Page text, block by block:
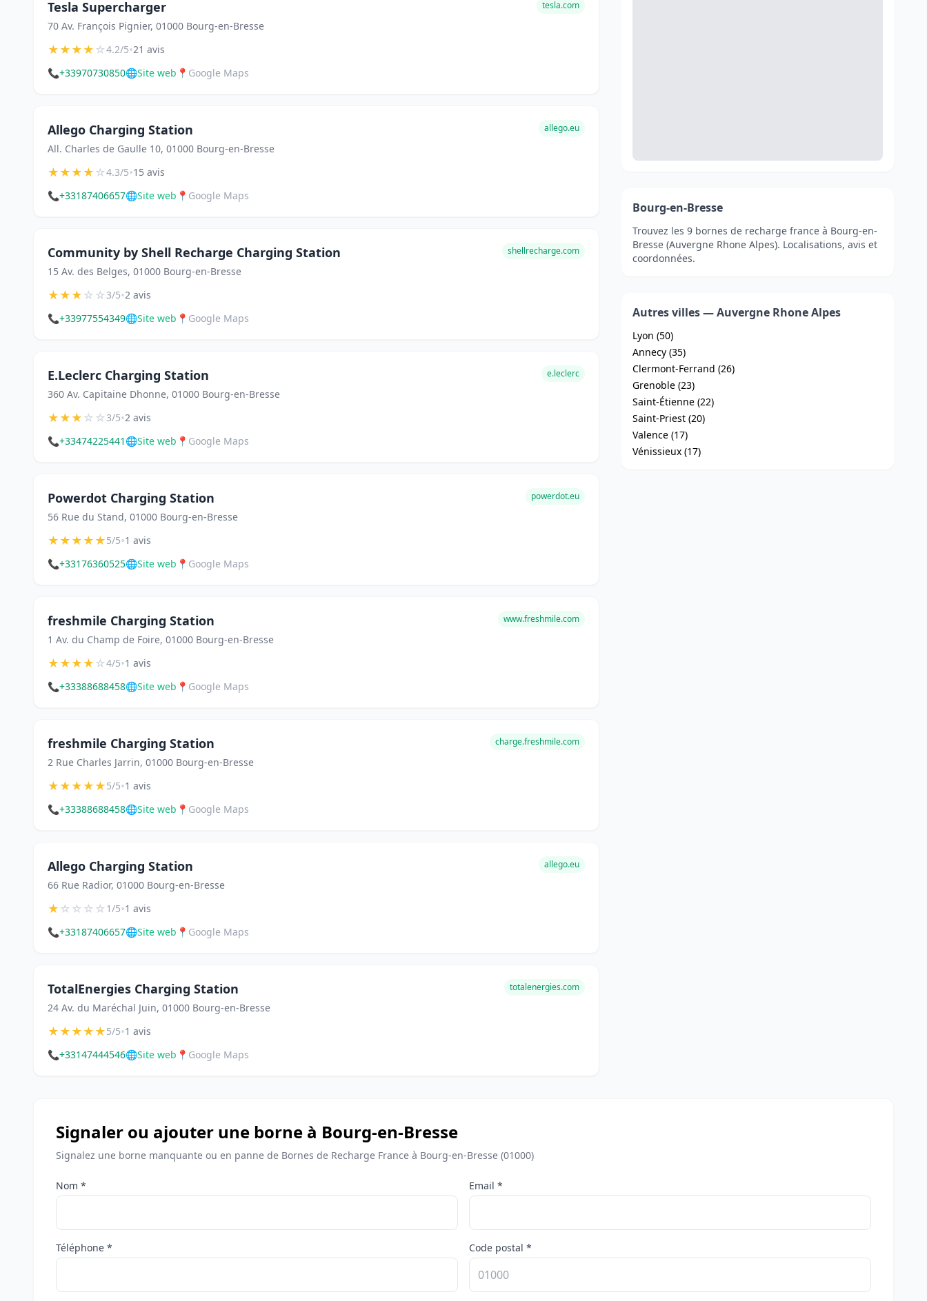
Tesla Supercharger
70 Av. François Pignier, 01000 Bourg-en-Bresse
tesla.com
★★★★☆4.2/5•21 avis
📞+33970730850🌐Site web 📍 Google Maps
Allego Charging Station
All. Charles de Gaulle 10, 01000 Bourg-en-Bresse
allego.eu
★★★★☆4.3/5•15 avis
📞+33187406657🌐Site web 📍 Google Maps
Community by Shell Recharge Charging Station
15 Av. des Belges, 01000 Bourg-en-Bresse
shellrecharge.com
★★★☆☆3/5•2 avis
📞+33977554349🌐Site web 📍 Google Maps
E.Leclerc Charging Station
360 Av. Capitaine Dhonne, 01000 Bourg-en-Bresse
e.leclerc
★★★☆☆3/5•2 avis
📞+33474225441 🌐Site web 📍 Google Maps
Powerdot Charging Station
56 Rue du Stand, 01000 Bourg-en-Bresse
powerdot.eu
★★★★★5/5•1 avis
📞+33176360525🌐Site web 📍 Google Maps
freshmile Charging Station
1 Av. du Champ de Foire, 01000 Bourg-en-Bresse
www.freshmile.com
★★★★☆4/5•1 avis
📞+33388688458🌐Site web 📍 Google Maps
freshmile Charging Station
2 Rue Charles Jarrin, 01000 Bourg-en-Bresse
charge.freshmile.com
★★★★★5/5•1 avis
📞+33388688458🌐Site web 📍 Google Maps
Allego Charging Station
66 Rue Radior, 01000 Bourg-en-Bresse
allego.eu
★☆☆☆☆1/5•1 avis
📞+33187406657🌐Site web 📍 Google Maps
TotalEnergies Charging Station
24 Av. du Maréchal Juin, 01000 Bourg-en-Bresse
totalenergies.com
★★★★★5/5•1 avis
📞+33147444546🌐Site web 📍 Google Maps
Bourg-en-Bresse
Trouvez les 9 bornes de recharge france à Bourg-en-
Bresse (Auvergne Rhone Alpes). Localisations, avis et
coordonnées.
Autres villes — Auvergne Rhone Alpes
Lyon (50)
Annecy (35)
Clermont-Ferrand (26)
Grenoble (23)
Saint-Étienne (22)
Saint-Priest (20)
Valence (17)
Vénissieux (17)
Signaler ou ajouter une borne à Bourg-en-Bresse
Signalez une borne manquante ou en panne de Bornes de Recharge France à Bourg-en-Bresse (01000)
Nom * Email *
Téléphone * Code postal *